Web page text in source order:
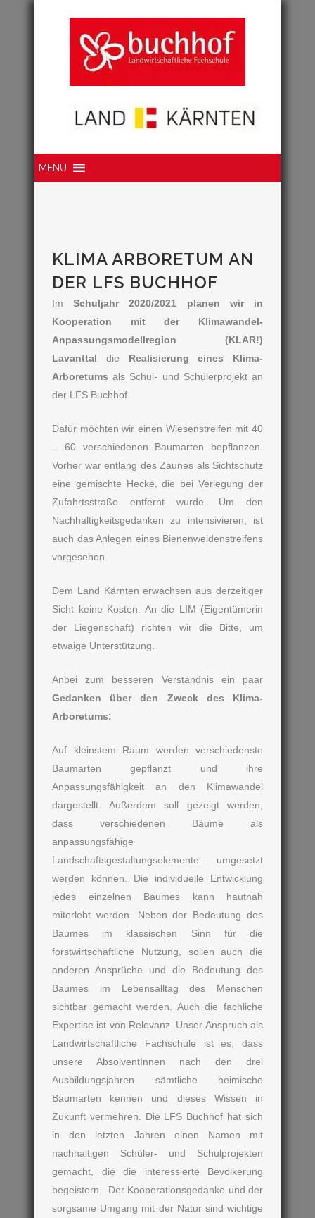
MENU
KLIMA ARBORETUM AN
DER LFS BUCHHOF
ImSchuljahr 2020/2021 planen wir in
Kooperation mit der Klimawandel-
Anpassungsmodellregion (KLAR!)
Lavanttal die Realisierung eines Klima-
Arboretums als Schul- und Schülerprojekt an
der LFS Buchhof.
Dafür möchten wir einen Wiesenstreifen mit 40
– 60 verschiedenen Baumarten bepflanzen.
Vorher war entlang des Zaunes als Sichtschutz
eine gemischte Hecke, die bei Verlegung der
Zufahrtsstraße entfernt wurde. Um den
Nachhaltigkeitsgedanken zu intensivieren, ist
auch das Anlegen eines Bienenweidenstreifens
vorgesehen.
Dem Land Kärnten erwachsen aus derzeitiger
Sicht keine Kosten. An die LIM (Eigentümerin
der Liegenschaft) richten wir die Bitte, um
etwaige Unterstützung.
Anbei zum besseren Verständnis ein paar
Gedanken über den Zweck des Klima-
Arboretums:
Auf kleinstem Raum werden verschiedenste
Baumarten gepflanzt und ihre
Anpassungsfähigkeit an den Klimawandel
dargestellt. Außerdem soll gezeigt werden,
dass verschiedenen Bäume als
anpassungsfähige
Landschaftsgestaltungselemente umgesetzt
werden können. Die individuelle Entwicklung
jedes einzelnen Baumes kann hautnah
miterlebt werden. Neben der Bedeutung des
Baumes im klassischen Sinn für die
forstwirtschaftliche Nutzung, sollen auch die
anderen Ansprüche und die Bedeutung des
Baumes im Lebensalltag des Menschen
sichtbar gemacht werden. Auch die fachliche
Expertise ist von Relevanz. Unser Anspruch als
Landwirtschaftliche Fachschule ist es, dass
unsere AbsolventInnen nach den drei
Ausbildungsjahren sämtliche heimische
Baumarten kennen und dieses Wissen in
Zukunft vermehren. Die LFS Buchhof hat sich
in den letzten Jahren einen Namen mit
nachhaltigen Schüler- und Schulprojekten
gemacht, die die interessierte Bevölkerung
begeistern. Der Kooperationsgedanke und der
sorgsame Umgang mit der Natur sind wichtige